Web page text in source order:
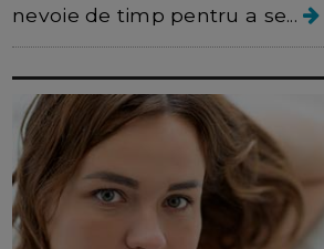
nevoie de timp pentru a se...